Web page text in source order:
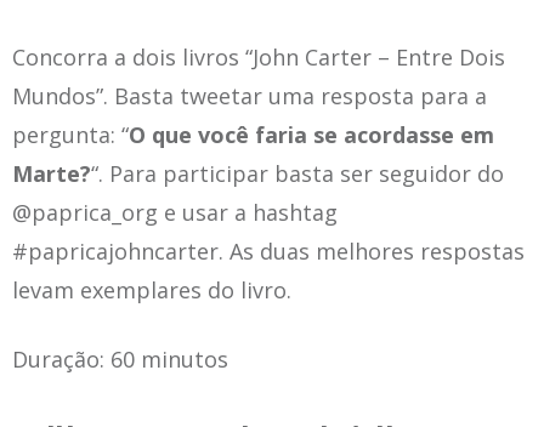
Concorra a dois livros “John Carter – Entre Dois
Mundos”. Basta tweetar uma resposta para a
pergunta: “O que você faria se acordasse em
Marte?“. Para participar basta ser seguidor do
@paprica_org e usar a hashtag
#papricajohncarter. As duas melhores respostas
levam exemplares do livro.
Duração: 60 minutos